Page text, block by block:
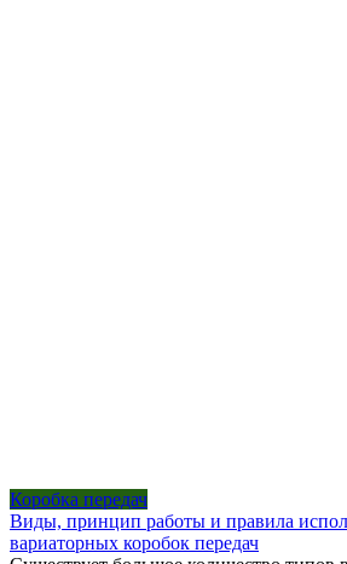
Коробка передач
Виды, принцип работы и правила
вариаторных коробок передач